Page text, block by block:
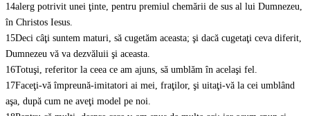
14alerg potrivit unei ţinte, pentru premiul chemării de sus al lui Dumnezeu,
în Christos Iesus.
15Deci câţi suntem maturi, să cugetăm aceasta; şi dacă cugetaţi ceva diferit,
Dumnezeu vă va dezvăluii şi aceasta.
16Totuşi, referitor la ceea ce am ajuns, să umblăm în acelaşi fel.
17Faceţi-vă împreună-imitatori ai mei, fraţilor, şi uitaţi-vă la cei umblând
aşa, după cum ne aveţi model pe noi.